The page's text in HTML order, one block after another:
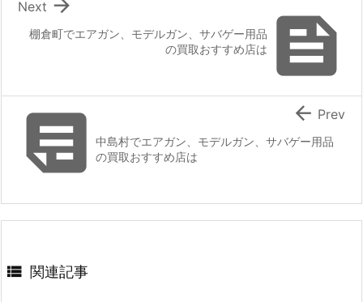

棚倉町でエアガン、モデルガン、サバゲー用品
の買取おすすめ店は

Next
中島村でエアガン、モデルガン、サバゲー用品
の買取おすすめ店は
 Prev
 関連記事